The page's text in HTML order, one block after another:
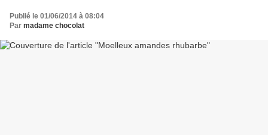
Publié le 01/06/2014 à 08:04
Par madame chocolat